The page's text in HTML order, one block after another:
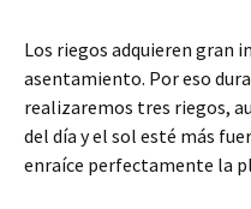
Los riegos adquieren gran
asentamiento. Por eso
realizaremos tres riegos,
del día y el sol esté más
enraíce perfectamente la